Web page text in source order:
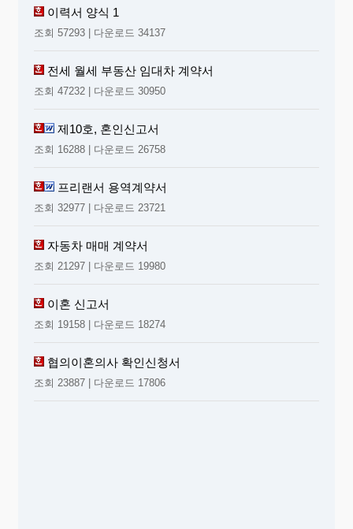
이력서 양식 1
조회 57293 | 다운로드 34137
전세 월세 부동산 임대차 계약서
조회 47232 | 다운로드 30950
제10호, 혼인신고서
조회 16288 | 다운로드 26758
프리랜서 용역계약서
조회 32977 | 다운로드 23721
자동차 매매 계약서
조회 21297 | 다운로드 19980
이혼 신고서
조회 19158 | 다운로드 18274
협의이혼의사 확인신청서
조회 23887 | 다운로드 17806